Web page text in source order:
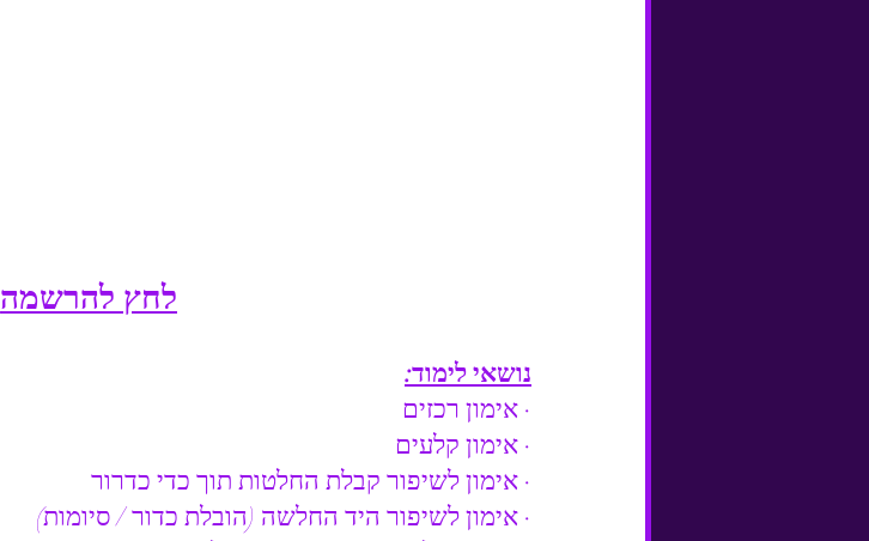
לחץ להרשמה
נושאי לימוד:
· אימון רכזים
· אימון קלעים
· אימון לשיפור קבלת החלטות תוך כדי כדרור
· אימון לשיפור היד החלשה (הובלת כדור / סיומות)